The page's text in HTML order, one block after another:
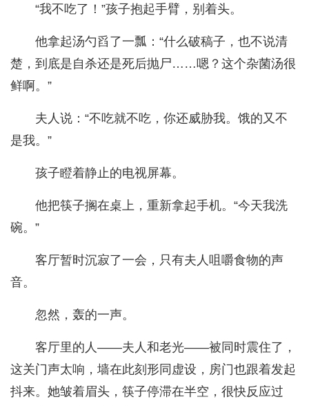
“我不吃了！”孩子抱起手臂，别着头。
他拿起汤勺舀了一瓢：“什么破稿子，也不说清
楚，到底是自杀还是死后抛尸……嗯？这个杂菌汤很
鲜啊。”
夫人说：“不吃就不吃，你还威胁我。饿的又不
是我。”
孩子瞪着静止的电视屏幕。
他把筷子搁在桌上，重新拿起手机。“今天我洗
碗。”
客厅暂时沉寂了一会，只有夫人咀嚼食物的声
音。
忽然，轰的一声。
客厅里的人——夫人和老光——被同时震住了，
这关门声太响，墙在此刻形同虚设，房门也跟着发起
抖来。她皱着眉头，筷子停滞在半空，很快反应过